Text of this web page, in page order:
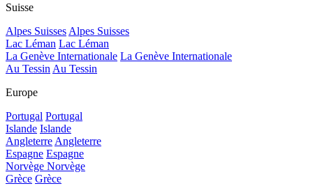
Suisse
Alpes SuissesAlpes Suisses
Lac Léman Lac Léman
La Genève Internationale La Genève Internationale
Au TessinAu Tessin
Europe
Portugal Portugal
Islande Islande
AngleterreAngleterre
Espagne Espagne
Norvège Norvège
Grèce Grèce